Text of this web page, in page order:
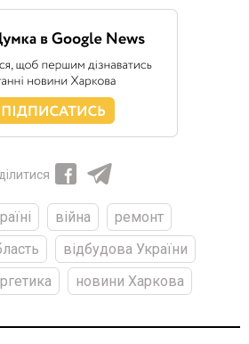
війна
ремонт
відбудова України
новини Харкова